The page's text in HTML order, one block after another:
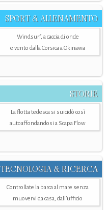
SPORT & ALLENAMENTO
Windsurf, a caccia di onde
e vento dalla Corsica a Okinawa
STORIE
La flotta tedesca si suicidò così
autoaffondandosi a Scapa Flow
TECNOLOGIA & RICERCA
Controllate la barca al mare senza
muovervi da casa, dall’ufficio